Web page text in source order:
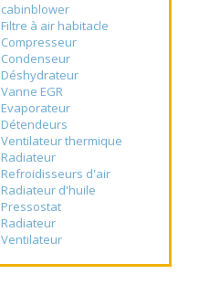
cabinblower
Filtre à air habitacle
Compresseur
Condenseur
Déshydrateur
Vanne EGR
Evaporateur
Détendeurs
Ventilateur thermique
Radiateur
Refroidisseurs d'air
Radiateur d'huile
Pressostat
Radiateur
Ventilateur